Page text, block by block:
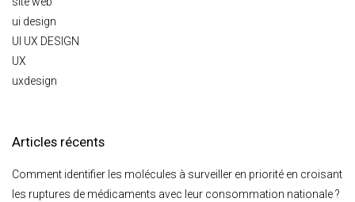
ui design
UI UX DESIGN
UX
uxdesign
Articles récents
Comment identifier les molécules à surveiller en priorité en croisant
les ruptures de médicaments avec leur consommation nationale ?